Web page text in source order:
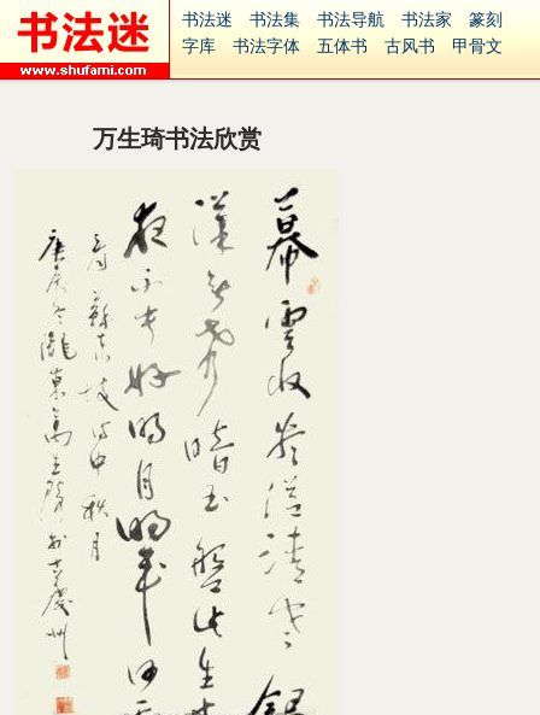
书法迷 书法集 书法导航 书法家
篆刻
字库
书法字体 五体书 古风书
甲骨文
集字
字形
古籍
中医
字体下载
免费字体
Ai矢量
P图宝
安全网站
捐赠 繁體版
万生琦书法欣赏